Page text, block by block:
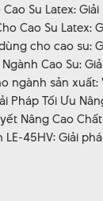
Su Latex:
Cao Su Latex:
cho cao su:
Cao Su:
ngành sản
Pháp Tối Ưu
Nâng Cao
LE-45HV: Giải